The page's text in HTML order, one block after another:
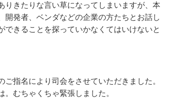
りきたりな言い草になってしまいますが、本
開発者、ベンダなどの企業の方たちとお話し
できることを探っていかなくてはいけないと
ご指名により司会をさせていただきました。
。むちゃくちゃ緊張しました。